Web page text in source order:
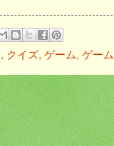
, クイズ, ゲーム, ゲー